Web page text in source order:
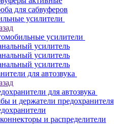
для сабвуферов
усилители
усилители
усилитель
усилитель
усилитель
для автозвука
для автозвука
и держатели предохранителя
и распределители